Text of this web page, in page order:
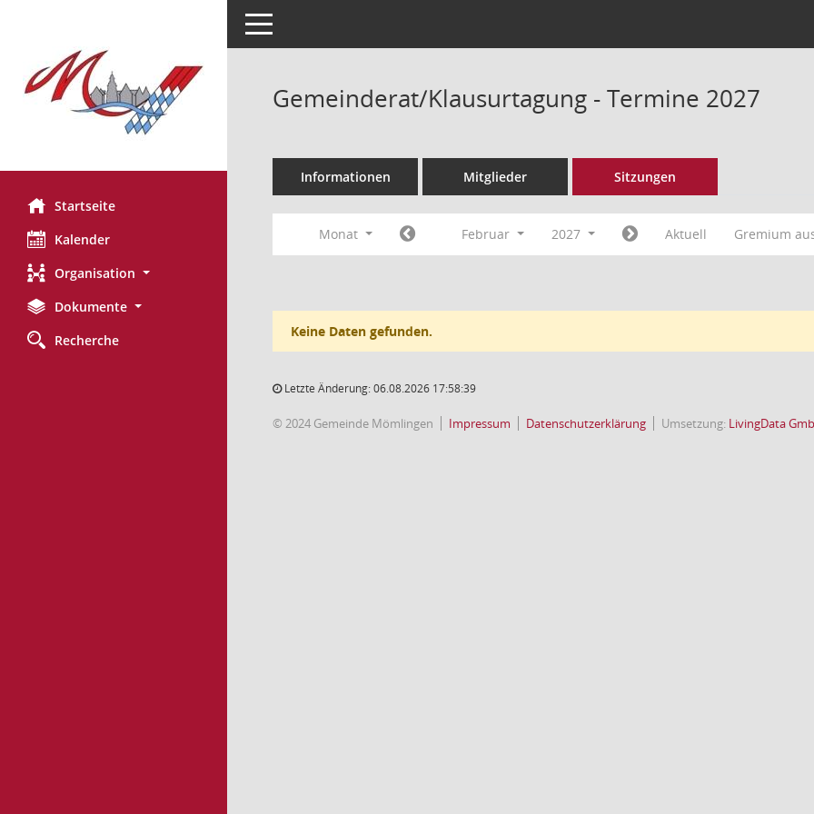
Startseite
Kalender
Organisation
Dokumente
Recherche
Toggle navigation
Gemeinderat/Klausurtagung - Termine 2027
Informationen Mitglieder Sitzungen
Monat Februar 2027 Aktuell Gremium
Keine Daten gefunden.
Letzte Änderung: 06.08.2026 17:58:39
© 2024 Gemeinde Mömlingen Impressum Datenschutzerklärung Umsetzung: LivingData